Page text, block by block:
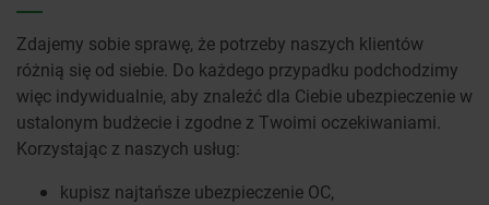
Zdajemy sobie sprawę, że potrzeby naszych klientów
różnią się od siebie. Do każdego przypadku podchodzimy
więc indywidualnie, aby znaleźć dla Ciebie ubezpieczenie w
ustalonym budżecie i zgodne z Twoimi oczekiwaniami.
Korzystając z naszych usług:
kupisz najtańsze ubezpieczenie OC,